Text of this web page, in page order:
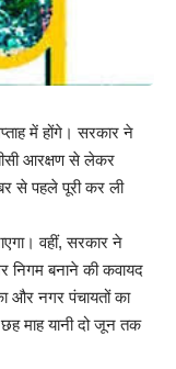
में होंगे। सरकार ने
आरक्षण से लेकर
से पहले पूरी कर ली
वहीं, सरकार ने
निगम बनाने की कवायद
और नगर पंचायतों का
छह माह यानी दो जून तक